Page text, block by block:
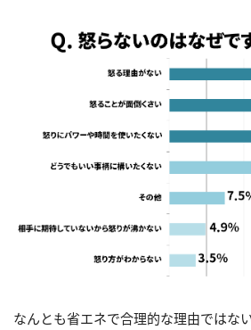
なんとも省エネで合理的な理由ではな